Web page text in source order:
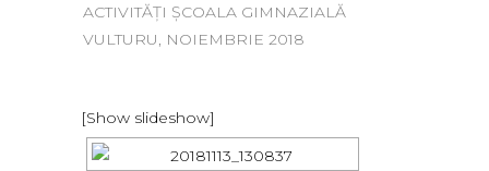
ACTIVITĂȚI ȘCOALA GIMNAZIALĂ
VULTURU, NOIEMBRIE 2018
[Show slideshow]